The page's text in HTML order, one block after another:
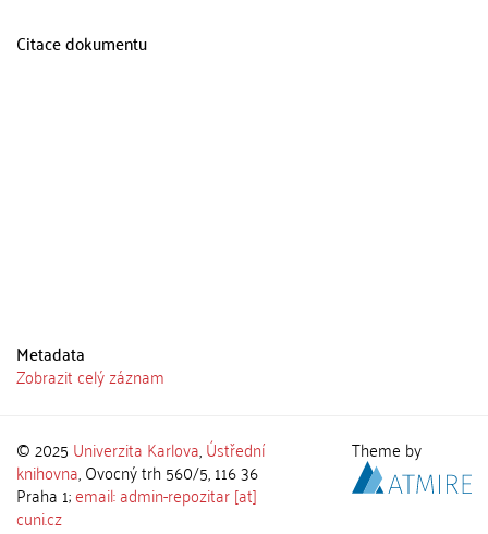
Citace dokumentu
Metadata
Zobrazit celý záznam
© 2025 Univerzita Karlova,Ústřední
knihovna, Ovocný trh 560/5, 116 36
Praha 1;email: admin-repozitar [at]
cuni.cz
Theme by